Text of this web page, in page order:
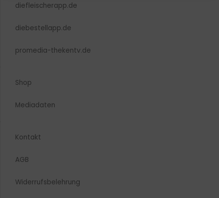
diefleischerapp.de
diebestellapp.de
promedia-thekentv.de
Shop
Mediadaten
Kontakt
AGB
Widerrufsbelehrung